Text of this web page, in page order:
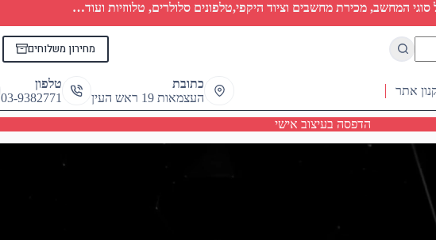
המחשב, מכירת מחשבים וציוד היקפי,טלפונים סלולרים, טלווזיות ועוד…
מחירון משלוחים
אתר
כתובת
העצמאות 19 ראש העין
טלפון
03-9382771
הדפסה בעיצוב אישי